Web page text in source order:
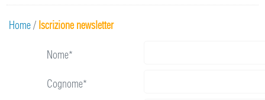
Home/ Iscrizione newsletter
Nome*
Cognome*